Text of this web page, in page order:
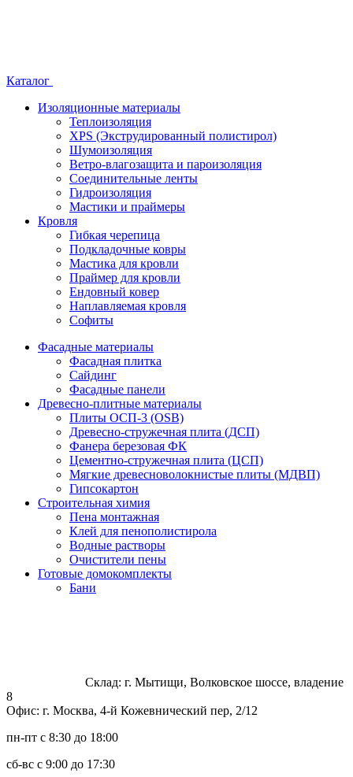
Каталог
Изоляционные материалы
Теплоизоляция
XPS (Экструдированный полистирол)
Шумоизоляция
Ветро-влагозащита и пароизоляция
Соединительные ленты
Гидроизоляция
Мастики и праймеры
Кровля
Гибкая черепица
Подкладочные ковры
Мастика для кровли
Праймер для кровли
Ендовный ковер
Наплавляемая кровля
Софиты
Фасадные материалы
Фасадная плитка
Сайдинг
Фасадные панели
Древесно-плитные материалы
Плиты ОСП-3 (OSB)
Древесно-стружечная плита (ДСП)
Фанера березовая ФК
Цементно-стружечная плита (ЦСП)
Мягкие древесноволокнистые плиты (МДВП)
Гипсокартон
Строительная химия
Пена монтажная
Клей для пенополистирола
Водные растворы
Очистители пены
Готовые домокомплекты
Бани
Склад: г. Мытищи, Волковское шоссе, владение
8
Офис: г. Москва, 4-й Кожевнический пер, 2/12
пн-пт с 8:30 до 18:00
сб-вс с 9:00 до 17:30